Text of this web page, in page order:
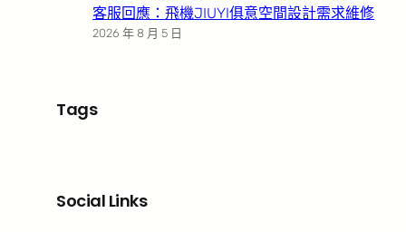
客服回應：飛機JIUYI俱意空間設計需求維修
2026 年 8 月 5 日
Tags
Social Links